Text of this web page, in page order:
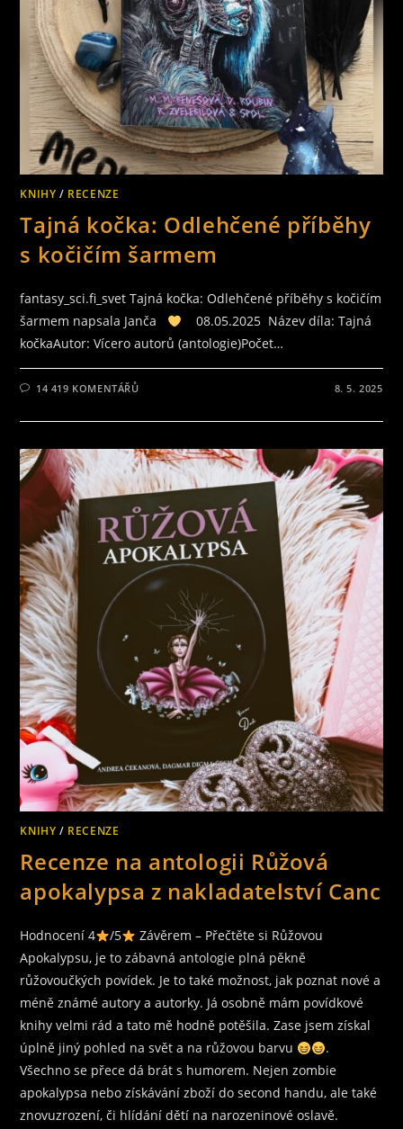
KNIHY / RECENZE
Tajná kočka: Odlehčené příběhy
s kočičím šarmem
fantasy_sci.fi_svet Tajná kočka: Odlehčené příběhy s kočičím
šarmem napsala Janča
08.05.2025 Název díla: Tajná
kočkaAutor: Vícero autorů (antologie)Počet…
14 419 KOMENTÁŘŮ 8. 5. 2025
KNIHY / RECENZE
Recenze na antologii Růžová
apokalypsa z nakladatelství Canc
Hodnocení 4 /5
Závěrem – Přečtěte si Růžovou
Apokalypsu, je to zábavná antologie plná pěkně
růžovoučkých povídek. Je to také možnost, jak poznat nové a
méně známé autory a autorky. Já osobně mám povídkové
knihy velmi rád a tato mě hodně potěšila. Zase jsem získal
úplně jiný pohled na svět a na růžovou barvu
.
Všechno se přece dá brát s humorem. Nejen zombie
apokalypsa nebo získávání zboží do second handu, ale také
znovuzrození, či hlídání dětí na narozeninové oslavě.